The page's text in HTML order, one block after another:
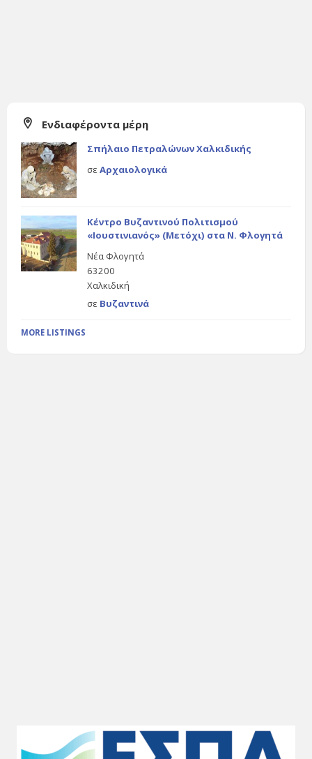
Ενδιαφέροντα μέρη
Σπήλαιο Πετραλώνων Χαλκιδικής
σε Αρχαιολογικά
Κέντρο Βυζαντινού Πολιτισμού
«Ιουστινιανός» (Μετόχι) στα Ν. Φλογητά
Νέα Φλογητά
63200
Χαλκιδική
σε Βυζαντινά
MORE LISTINGS